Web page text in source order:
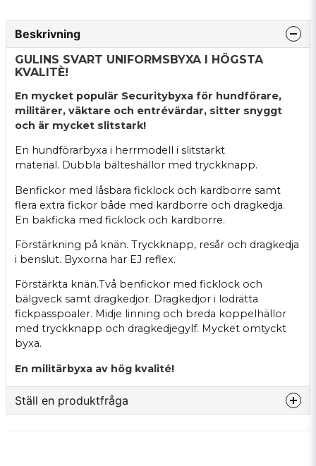
Beskrivning
GULINS SVART UNIFORMSBYXA I HÖGSTA
KVALITÈ!
En mycket populär Securitybyxa för hundförare,
militärer, väktare och entrévärdar, sitter snyggt
och är mycket slitstark!
En hundförarbyxa i herrmodell i slitstarkt
material. Dubbla bälteshällor med tryckknapp.
Benfickor med låsbara ficklock och kardborre samt
flera extra fickor både med kardborre och dragkedja.
En bakficka med ficklock och kardborre.
Förstärkning på knän. Tryckknapp, resår och dragkedja
i benslut. Byxorna har EJ reflex.
Förstärkta knän.Två benfickor med ficklock och
bälgveck samt dragkedjor. Dragkedjor i lodrätta
fickpasspoaler. Midje linning och breda koppelhällor
med tryckknapp och dragkedjegylf. Mycket omtyckt
byxa.
En militärbyxa av hög kvalité!
Ställ en produktfråga